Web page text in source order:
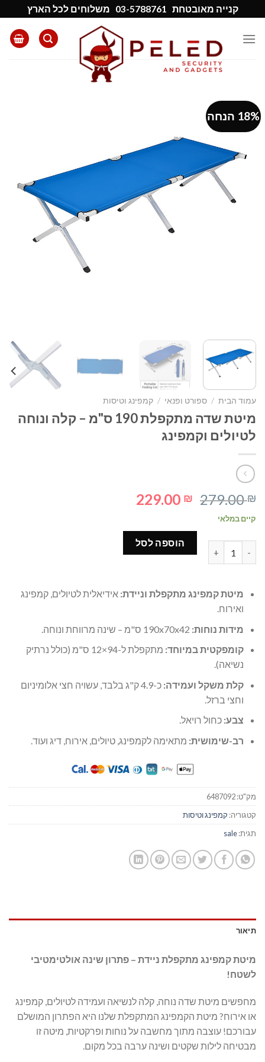
to
content
קנייה מאובטחת 03-5788761 משלוחים לכל הארץ
18% הנחה
עמוד הבית / ספורט ופנאי / קמפינג וטיסות
מיטת שדה מתקפלת 190 ס"מ – קלה ונוחה
לטיולים וקמפינג
279.00₪
המחיר
היה:
279.00 ₪.
229.00 ₪
הוא:
229.00 ₪.
קיים במלאי
כמות של מיטת שדה מתקפלת 190 ס"מ – קלה ונוחה לטיולים וקמפינג
הוספה לסל
מיטת קמפינג מתקפלת וניידת: אידיאלית לטיולים, קמפינג
ואירוח.
מידות נוחות:
קומפקטית במיוחד:
מתקפלת ל-94×12 ס"מ (כולל נרתיק
נשיאה).
קלת משקל ועמידה:
כ-4.9 ק"ג בלבד, עשויה חצי אלומיניום
וחצי ברזל.
צבע: כחול רויאל.
רב-שימושית: מתאימה לקמפינג, טיולים, אירוח, דיג ועוד.
מק"ט:6487092
קטגוריה: קמפינג וטיסות
תגית:sale
תיאור
מיטת קמפינג מתקפלת ניידת – פתרון שינה אולטימטיבי
לשטח!
מחפשים מיטת שדה נוחה, קלה לנשיאה ועמידה לטיולים, קמפינג
או אירוח? מיטת הקמפינג המתקפלת שלנו היא הפתרון המושלם
עבורכם! עוצבה מתוך מחשבה על נוחות ופרקטיות, מיטה זו
מבטיחה לילות שקטים ושינה ערבה בכל מקום.